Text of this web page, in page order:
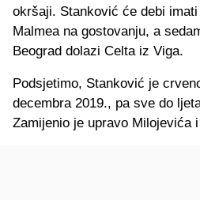
okršaji. Stanković će debi
Malmea na gostovanju, a
Beograd dolazi Celta iz Viga.
Podsjetimo, Stanković je
decembra 2019., pa sve do
Zamijenio je upravo Milojevića